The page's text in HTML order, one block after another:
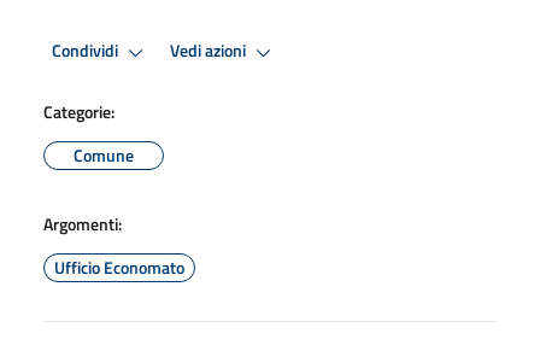
Condividi Vedi azioni
Categorie:
Comune
Argomenti:
Ufficio Economato